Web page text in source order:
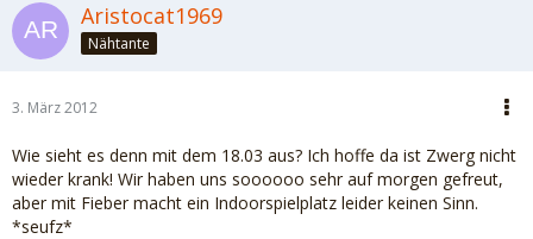
Aristocat1969
Nähtante
3. März 2012
Wie sieht es denn mit dem 18.03 aus? Ich hoffe da ist Zwerg nicht
wieder krank! Wir haben uns soooooo sehr auf morgen gefreut,
aber mit Fieber macht ein Indoorspielplatz leider keinen Sinn.
*seufz*